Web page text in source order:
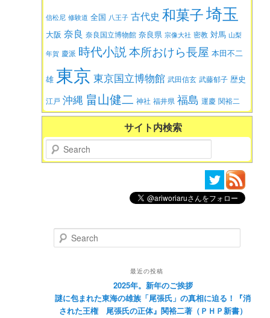
信松尼 修験道 全国 八王子 古代史 和菓子埼玉
大阪 奈良 奈良国立博物館 奈良県 宗像大社 密教 対馬 山梨
年賀 慶派 時代小説 本所おけら長屋 本田不二
雄 東京 東京国立博物館 武田信玄 武藤郁子 歴史
江戸 沖縄 畠山健二 神社 福井県 福島 運慶 関裕二
サイト内検索
Search
Search
最近の投稿
2025年。新年のご挨拶
謎に包まれた東海の雄族「尾張氏」の真相に迫る！『消
された王権 尾張氏の正体』関裕二著（ＰＨＰ新書）